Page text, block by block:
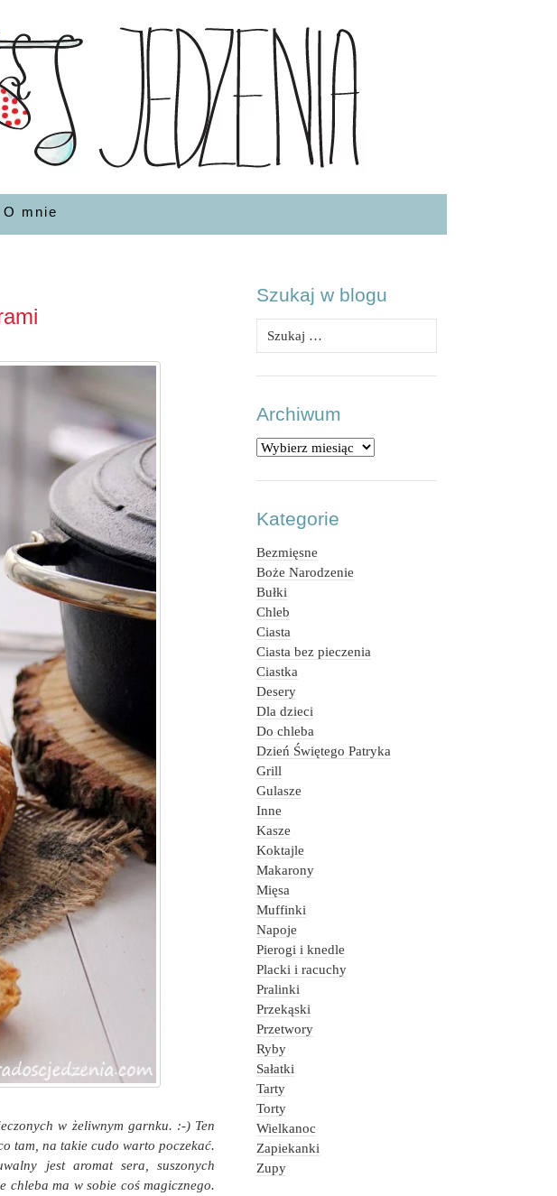
O mnie
w żeliwnym garnku. :-) Ten
tam, na takie cudo warto poczekać.
jest aromat sera, suszonych
chleba ma w sobie coś magicznego.
Szukaj w blogu
Archiwum
Archiwum
Kategorie
Bezmięsne
Boże Narodzenie
Bułki
Chleb
Ciasta
Ciasta bez pieczenia
Ciastka
Desery
Dla dzieci
Do chleba
Dzień Świętego Patryka
Grill
Gulasze
Inne
Kasze
Koktajle
Makarony
Mięsa
Muffinki
Napoje
Pierogi i knedle
Placki i racuchy
Pralinki
Przekąski
Przetwory
Ryby
Sałatki
Tarty
Torty
Wielkanoc
Zapiekanki
Zupy